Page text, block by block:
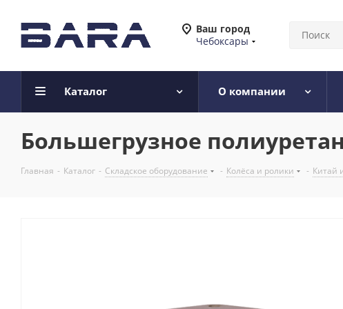
Ваш город
Чебоксары
Каталог О компании
Большегрузное
Главная - Каталог - Складское оборудование - Колёса и ролики - Китай